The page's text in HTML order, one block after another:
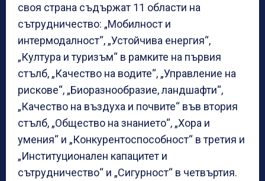
своя страна съдържат 11 области на
сътрудничество: „Мобилност и
интермодалност“, „Устойчива енергия“,
„Култура и туризъм“ в рамките на първия
стълб, „Качество на водите“, „Управление на
рискове“, „Биоразнообразие, ландшафти“,
„Качество на въздуха и почвите“ във втория
стълб, „Общество на знанието“, „Хора и
умения“ и „Конкурентоспособност“ в третия и
„Институционален капацитет и
сътрудничество“ и „Сигурност“ в четвъртия.